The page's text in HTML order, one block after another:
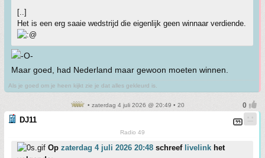
[..]
Het is een erg saaie wedstrijd die eigenlijk geen winnaar verdiende.
Maar goed, had Nederland maar gewoon moeten winnen.
Als je goed om je heen kijkt zie je dat alles gekleurd is.
• zaterdag 4 juli 2026 @ 20:49 • 20
DJ11
Radio 49
Op zaterdag 4 juli 2026 20:48 schreef livelink het